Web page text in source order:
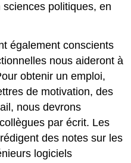
politiques, en
également conscients
nous aideront à
obtenir un emploi,
de motivation, des
nous devrons
par écrit. Les
des notes sur les
logiciels